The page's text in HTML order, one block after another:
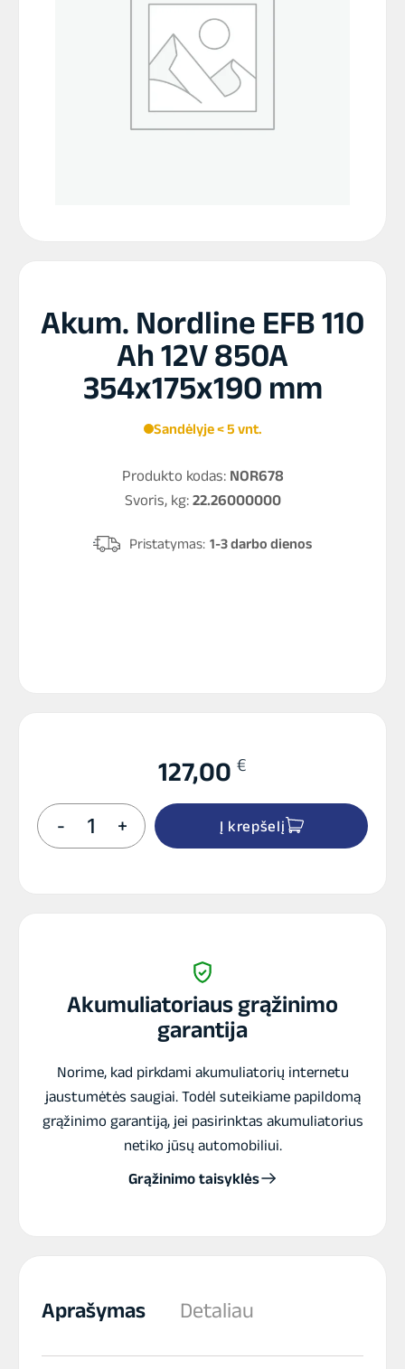
Akum. Nordline EFB 110
Ah 12V 850A
354x175x190 mm
Sandėlyje < 5 vnt.
Produkto kodas: NOR678
Svoris, kg: 22.26000000
Pristatymas: 1-3 darbo dienos
127,00 €
-
produkto
kiekis:
Akum.
+ Į krepšelį
Akumuliatoriaus grąžinimo
garantija
Norime, kad pirkdami akumuliatorių internetu
jaustumėtės saugiai. Todėl suteikiame papildomą
grąžinimo garantiją, jei pasirinktas akumuliatorius
netiko jūsų automobiliui.
Grąžinimo taisyklės
Aprašymas Detaliau